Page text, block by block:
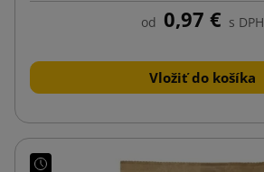
od 0,97 € s DPH
Vložiť do košíka